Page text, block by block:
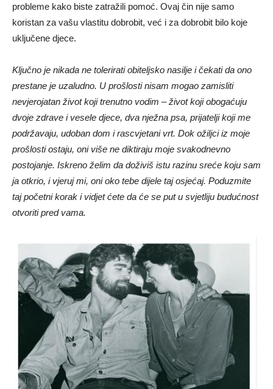
probleme kako biste zatražili pomoć. Ovaj čin nije samo
koristan za vašu vlastitu dobrobit, već i za dobrobit bilo koje
uključene djece.
Ključno je nikada ne tolerirati obiteljsko nasilje i čekati da ono
prestane je uzaludno. U prošlosti nisam mogao zamisliti
nevjerojatan život koji trenutno vodim – život koji obogaćuju
dvoje zdrave i vesele djece, dva nježna psa, prijatelji koji me
podržavaju, udoban dom i rascvjetani vrt. Dok ožiljci iz moje
prošlosti ostaju, oni više ne diktiraju moje svakodnevno
postojanje. Iskreno želim da doživiš istu razinu sreće koju sam
ja otkrio, i vjeruj mi, oni oko tebe dijele taj osjećaj. Poduzmite
taj početni korak i vidjet ćete da će se put u svjetliju budućnost
otvoriti pred vama.